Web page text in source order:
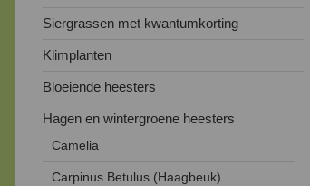
Siergrassen met kwantumkorting
Klimplanten
Bloeiende heesters
Hagen en wintergroene heesters
Camelia
Carpinus Betulus (Haagbeuk)